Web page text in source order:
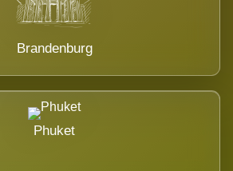
Brandenburg
Phuket